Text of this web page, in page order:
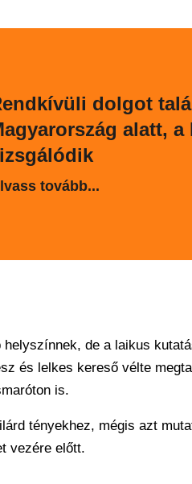
dolgot
alatt, a
tovább...
de a laikus
és lelkes kereső vélte
is.
tényekhez, mégis azt
vezére előtt.